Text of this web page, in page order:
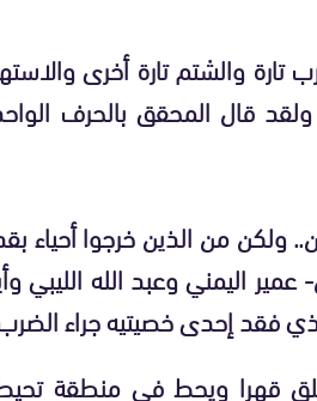
والشتم تارة أخرى
قال المحقق بالحرف
ولكن من الذين خرجوا أحياء
اليمني وعبد الله الليبي
فقد إحدى خصيتيه جراء
قهرا ويحط في منطقة